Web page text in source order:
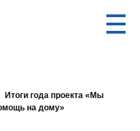
Итоги года проекта «Мы
на дому»